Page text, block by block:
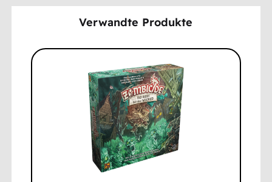
Verwandte Produkte